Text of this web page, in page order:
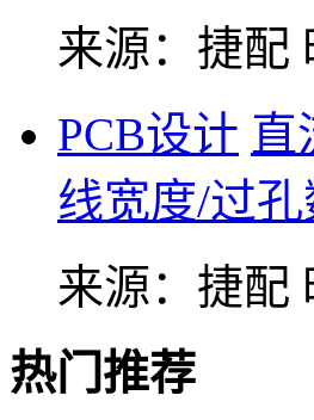
来源：捷配
PCB设计 直
线宽度/过
来源：捷配
热门推荐